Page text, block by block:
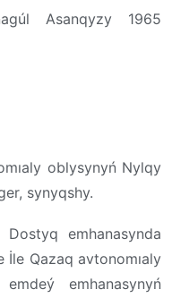
Asanqyzy 1965
oblysynyń Nylqy
synyqshy.
emhanasynda
Qazaq avtonomıaly
emhanasynyń